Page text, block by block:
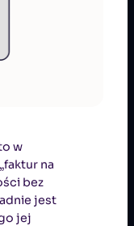
w
na
bez
jest
jej